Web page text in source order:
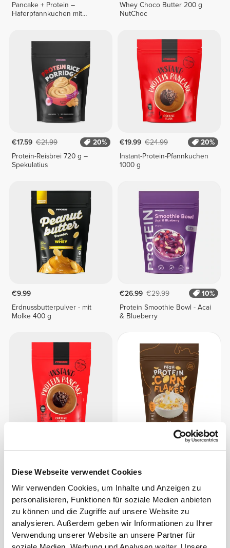
Diese Webseite verwendet Cookies
Wir verwenden Cookies, um Inhalte und Anzeigen zu
personalisieren, Funktionen für soziale Medien anbieten
zu können und die Zugriffe auf unsere Website zu
analysieren. Außerdem geben wir Informationen zu Ihrer
Verwendung unserer Website an unsere Partner für
Pancake + Protein –
Haferpfannkuchen mit
Whey Choco Butter 200 g
NutChoc
€17.59 €21.99
20%
Protein-Reisbrei 720 g –
Spekulatius
€19.99 €24.99
20%
Instant-Protein-Pfannkuchen
1000 g
€9.99
Erdnussbutterpulver - mit
Molke 400 g
€26.99 €29.99
10%
Protein Smoothie Bowl - Acai
& Blueberry
25%
g